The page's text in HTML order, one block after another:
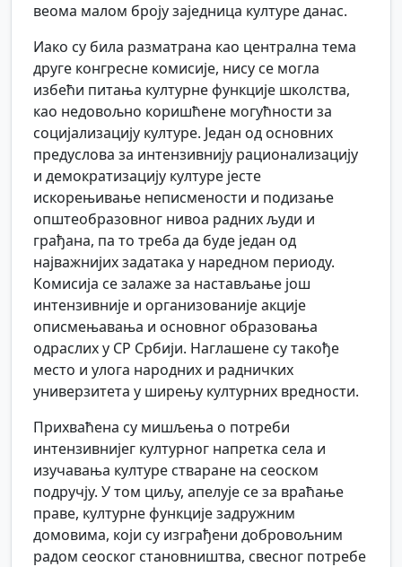
веома малом броју заједница културе данас.
Иако су била разматрана као централна тема
друге конгресне комисије, нису се могла
избећи питања културне функције школства,
као недовољно коришћене могућности за
социјализацију културе. Један од основних
предуслова за интензивнију рационализацију
и демократизацију културе јесте
искорењивање неписмености и подизање
општеобразовног нивоа радних људи и
грађана, па то треба да буде један од
најважнијих задатака у наредном периоду.
Комисија се залаже за настављање још
интензивније и организованије акције
описмењавања и основног образовања
одраслих у СР Србији. Наглашене су такође
место и улога народних и радничких
универзитета у ширењу културних вредности.
Прихваћена су мишљења о потреби
интензивнијег културног напретка села и
изучавања културе стваране на сеоском
подручју. У том циљу, апелује се за враћање
праве, културне функције задружним
домовима, који су изграђени добровољним
радом сеоског становништва, свесног потребе